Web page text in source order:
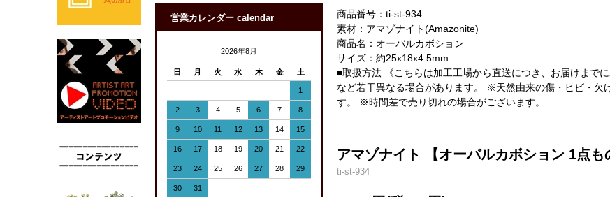
商品番号：ti-st-934
素材：アマゾナイト(Amazonite)
商品名：オーバルカボション
サイズ：約25x18x4.5mm
■取扱方法 《こちらは加工工場から直送につき、お届けまで
など若干異なる場合があります。 ※天然由来の傷・ヒビ・
す。 ※時間差で売り切れの場合がございます。
アマゾナイト 【オーバルカボション 1点
ti-st-934
営業カレンダー calendar
2026年8月
日 月 火 水 木 金 土
1
2 3 4 5 6 7 8
9 10 11 12 13 14 15
16 17 18 19 20 21 22
23 24 25 26 27 28 29
30 31